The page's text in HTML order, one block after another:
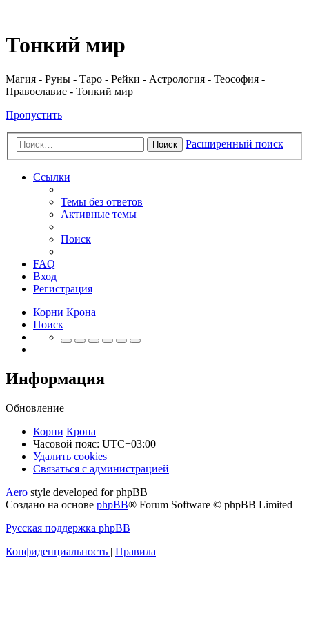
Тонкий мир
Магия - Руны - Таро - Рейки - Астрология - Теософия -
Православие - Тонкий мир
Пропустить
Поиск Расширенный поиск
Ссылки
Темы без ответов
Активные темы
Поиск
FAQ
Вход
Регистрация
Корни Крона
Поиск
Информация
Обновление
Корни Крона
Часовой пояс: UTC+03:00
Удалить cookies
Связаться
администрацией
Связаться с администрацией
Aero style developed for phpBB
Создано на основе phpBB® Forum Software © phpBB Limited
Русская поддержка phpBB
Конфиденциальность | Правила